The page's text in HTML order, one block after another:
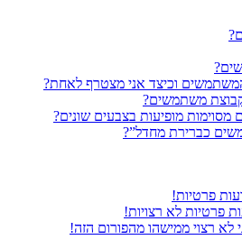
וכיצד אני מצטרף לאחת?
משתמשים?
מופיעות בצבעים שונים?
כברירת מחדל”?
פרטיות!
פרטיות לא רצויות!
לא רצוי ממישהו מהפורום הזה!